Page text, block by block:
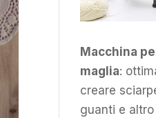
Macchina
maglia:
creare
guanti e